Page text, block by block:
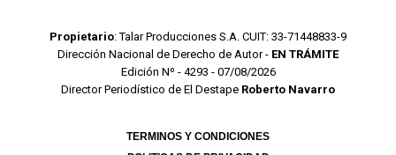
Propietario: Talar Producciones S.A. CUIT: 33-71448833-9
Dirección Nacional de Derecho de Autor - EN TRÁMITE
Edición Nº - 4293 - 07/08/2026
Director Periodístico de El Destape Roberto Navarro
TERMINOS Y CONDICIONES